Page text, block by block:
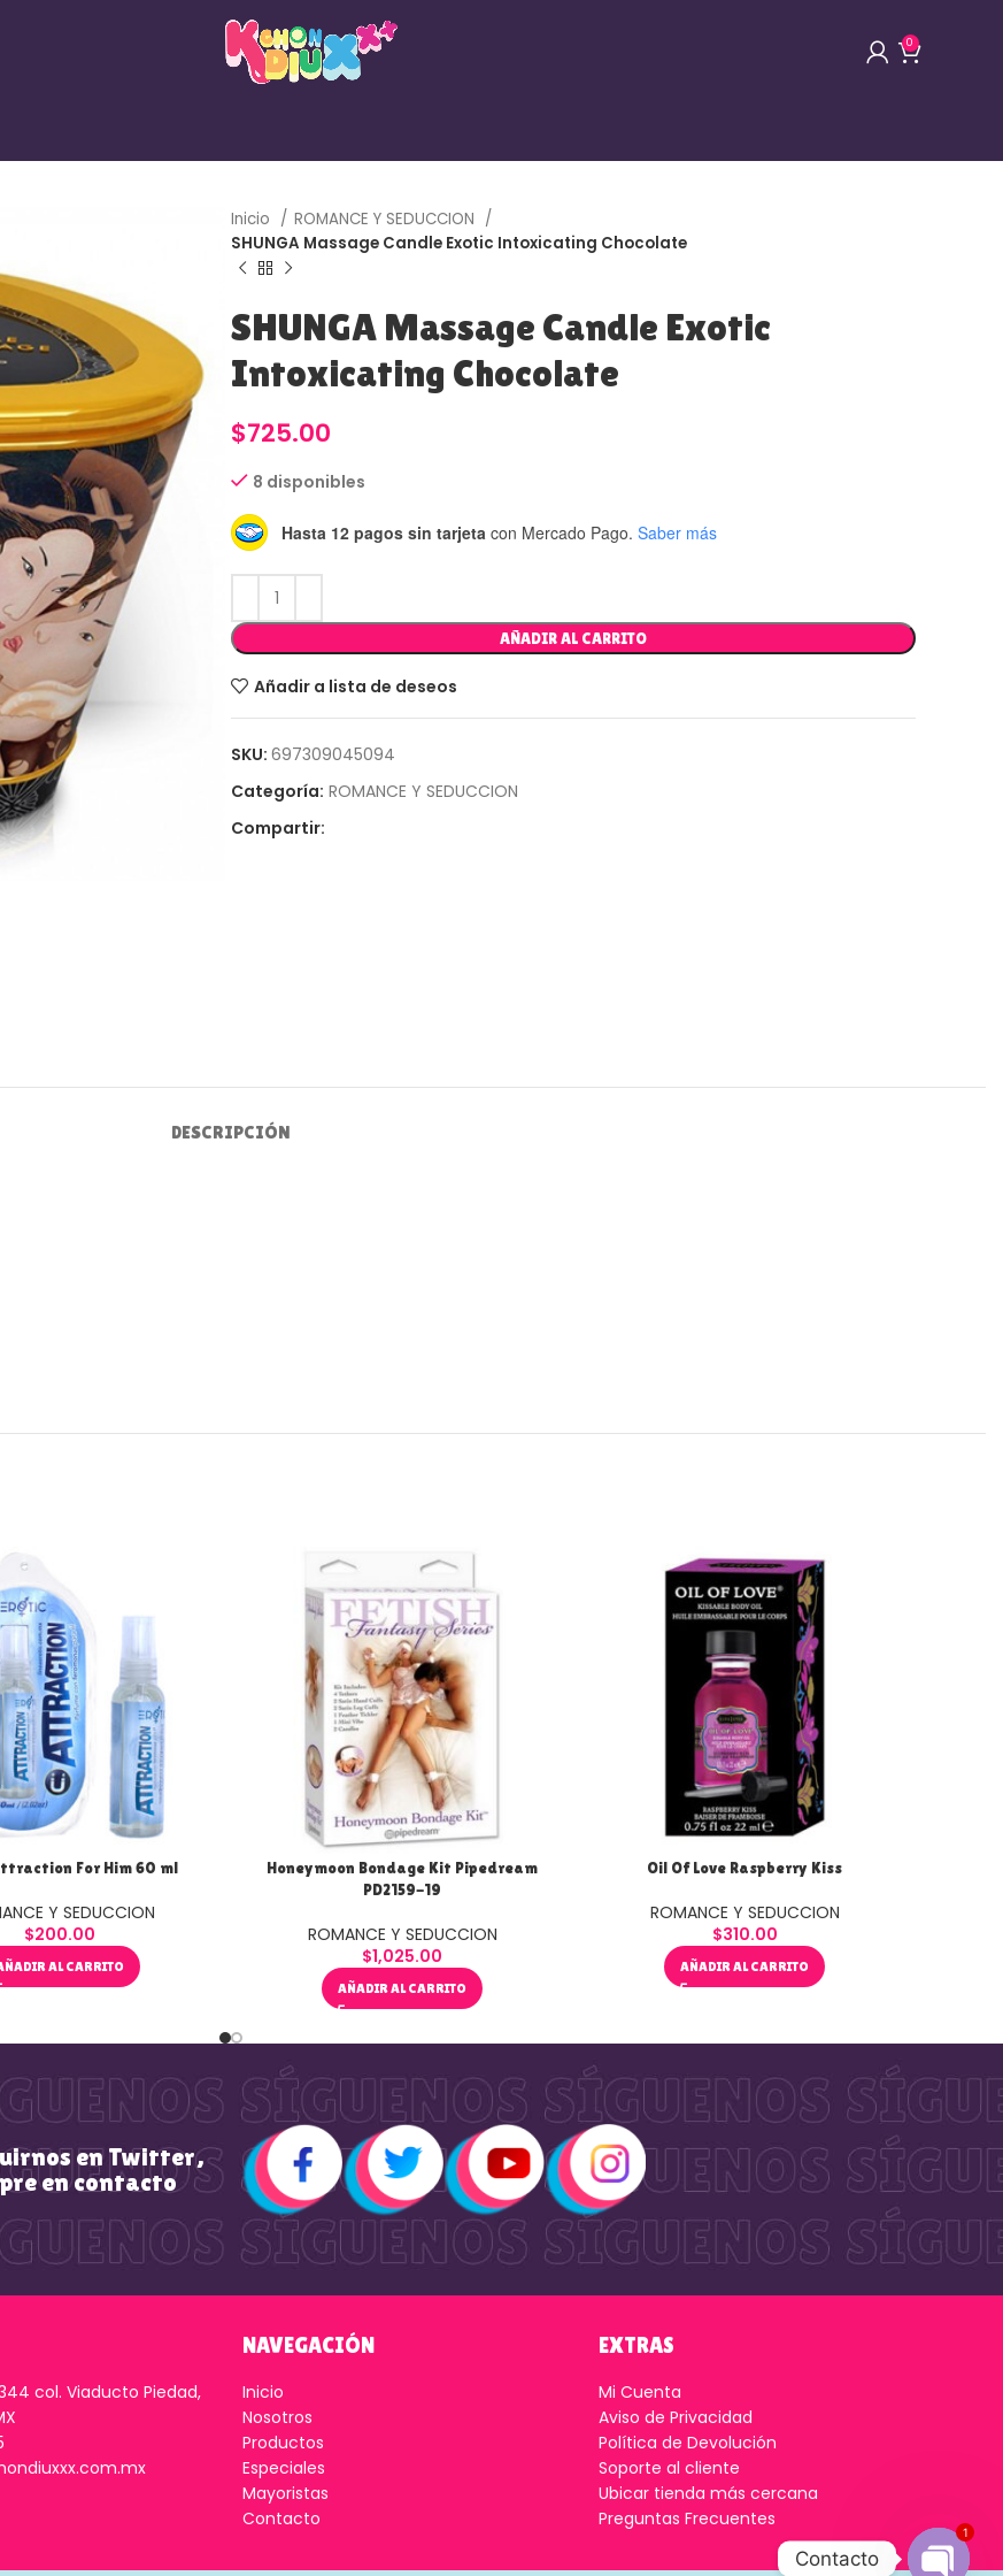
0
Inicio
ROMANCE Y SEDUCCION
SHUNGA Massage Candle Exotic Intoxicating Chocolate
SHUNGA Massage Candle Exotic
Intoxicating Chocolate
$725.00
8 disponibles
Hasta 12 pagos sin tarjeta con Mercado Pago. Saber más
AÑADIR AL CARRITO
Añadir a lista de deseos
SKU: 697309045094
Categoría: ROMANCE Y SEDUCCION
Compartir:
DESCRIPCIÓN
For Him 60 ml
Y SEDUCCION
$200.00
AL CARRITO
Honeymoon Bondage Kit Pipedream
PD2159-19
ROMANCE Y SEDUCCION
$1,025.00
AÑADIR AL CARRITO
Oil Of Love Raspberry Kiss
ROMANCE Y SEDUCCION
$310.00
AÑADIR AL CARRITO
en Twitter,
en contacto
col. Viaducto Piedad,
NAVEGACIÓN
Inicio
Nosotros
Productos
Especiales
Mayoristas
Contacto
EXTRAS
Mi Cuenta
Aviso de Privacidad
Política de Devolución
Soporte al cliente
Ubicar tienda más cercana
Preguntas Frecuentes
Contacto
1